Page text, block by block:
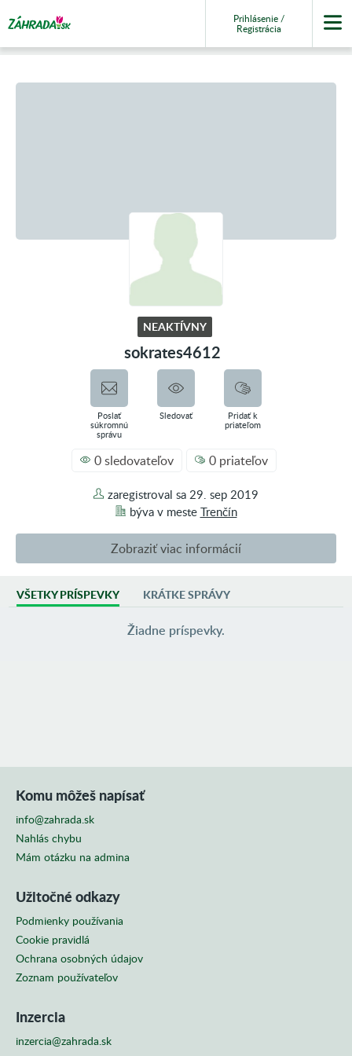
Prihlásenie /
Registrácia
NEAKTÍVNY
sokrates4612
Poslať
súkromnú
správu
Sledovať
Pridať k
priateľom
0 sledovateľov 0 priateľov
zaregistroval sa 29. sep 2019
býva v meste Trenčín
Zobraziť viac informácií
AKTIVITA
0 príspevkov vo fotoblogoch
VŠETKY PRÍSPEVKY KRÁTKE SPRÁVY
Žiadne príspevky.
Komu môžeš napísať
info@zahrada.sk
Nahlás chybu
Mám otázku na admina
Užitočné odkazy
Podmienky používania
Cookie pravidlá
Ochrana osobných údajov
Zoznam používateľov
Inzercia
inzercia@zahrada.sk